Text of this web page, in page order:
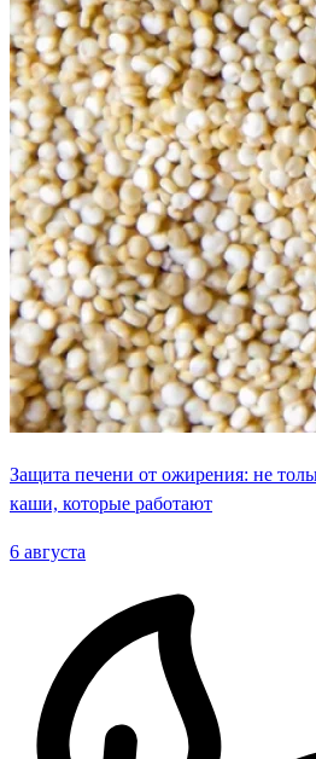
Защита печени от ожирения: не
каши, которые работают
6 августа